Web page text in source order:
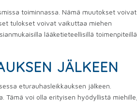
toiminnassa. Nämä muutokset voivat
tulokset voivat vaikuttaa miehen
lääketieteellisillä toimenpiteillä.
JÄLKEEN
eturauhasleikkauksen jälkeen.
Tämä voi olla erityisen hyödyllistä miehille,